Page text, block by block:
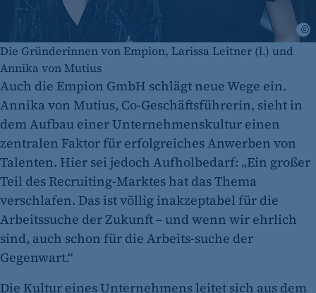
Die Gründerinnen von Empion, Larissa Leitner (l.) und
Annika von Mutius
Auch die Empion GmbH schlägt neue Wege ein.
Annika von Mutius, Co-Geschäftsführerin, sieht in
dem Aufbau einer Unternehmenskultur einen
zentralen Faktor für erfolgreiches Anwerben von
Talenten. Hier sei jedoch Aufholbedarf: „Ein großer
Teil des Recruiting-Marktes hat das Thema
verschlafen. Das ist völlig inakzeptabel für die
Arbeitssuche der Zukunft – und wenn wir ehrlich
sind, auch schon für die Arbeits-suche der
Gegenwart.“
Die Kultur eines Unternehmens leitet sich aus dem